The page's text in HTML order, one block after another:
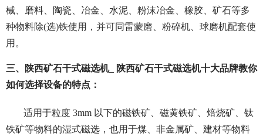
械、磨料、陶瓷、冶金、水泥、粉沫冶金、橡胶、矿石等多
种物料除(选)铁使用，并可同雷蒙磨、粉碎机、球磨机配套使
用。
三、陕西矿石干式磁选机_ 陕西矿石干式磁选机十大品牌教你
如何选择设备的特点：
适用于粒度 3mm 以下的磁铁矿、磁黄铁矿、焙烧矿、钛
铁矿等物料的湿式磁选，也用于煤、非金属矿、建材等物料